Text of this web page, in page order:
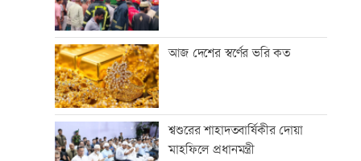
আজ দেশের স্বর্ণের ভরি কত
শ্বশুরের শাহাদতবার্ষিকীর দোয়া
মাহফিলে প্রধানমন্ত্রী